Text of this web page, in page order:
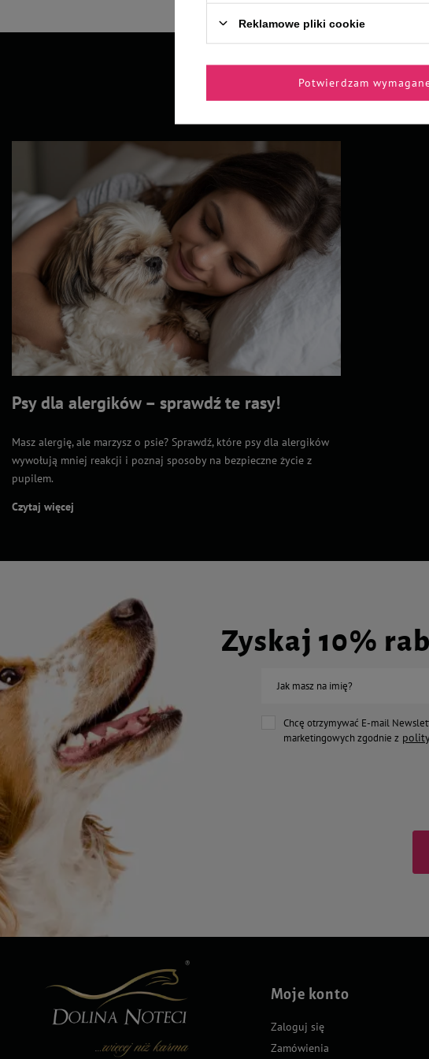
Psy dla alergików – sprawdź te rasy!
Masz alergię, ale marzysz o psie? Sprawdź, które psy dla alergików
wywołują mniej reakcji i poznaj sposoby na bezpieczne życie z
pupilem.
Czytaj więcej
Zyskaj 10%
Jak masz na imię?
Chcę otrzymywać E-mail
marketingowych zgodnie z
Moje konto
Zaloguj się
Zamówienia
Reklamowe pliki cookie
Potwierdzam